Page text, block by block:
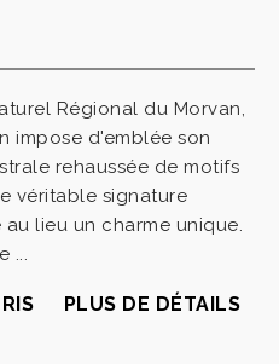
Régional du Morvan,
impose d'emblée son
rehaussée de motifs
véritable signature
lieu un charme unique.
...
PLUS DE DÉTAILS